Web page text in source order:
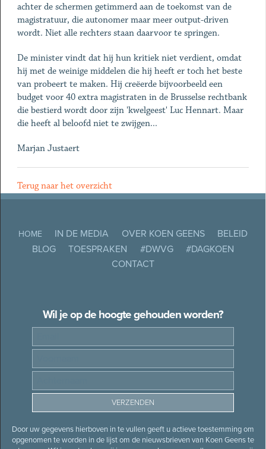
achter de schermen getimmerd aan de toekomst van de
magistratuur, die autonomer maar meer output-driven
wordt. Niet alle rechters staan daarvoor te springen.
De minister vindt dat hij hun kritiek niet verdient, omdat
hij met de weinige middelen die hij heeft er toch het beste
van probeert te maken. Hij creëerde bijvoorbeeld een
budget voor 40 extra magistraten in de Brusselse rechtbank
die bestierd wordt door zijn 'kwelgeest' Luc Hennart. Maar
die heeft al beloofd niet te zwijgen...
Marjan Justaert
Terug naar het overzicht
HOME IN DE MEDIA OVER KOEN GEENS
BELEID
BLOG
TOESPRAKEN #DWVG
#DAGKOEN
CONTACT
Wil je op de hoogte gehouden worden?
Door uw gegevens hierboven in te vullen geeft u actieve toestemming om
opgenomen te worden in de lijst om de nieuwsbrieven van Koen Geens te